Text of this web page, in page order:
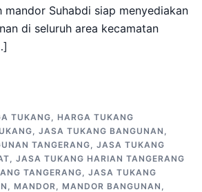
mandor Suhabdi siap menyediakan
di seluruh area kecamatan
TUKANG, HARGA TUKANG
, JASA TUKANG BANGUNAN ,
TANGERANG, JASA TUKANG
, JASA TUKANG HARIAN TANGERANG
TANGERANG, JASA TUKANG
, MANDOR, MANDOR BANGUNAN ,